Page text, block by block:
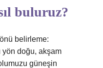
buluruz?
belirleme:
doğu, akşam
güneşin